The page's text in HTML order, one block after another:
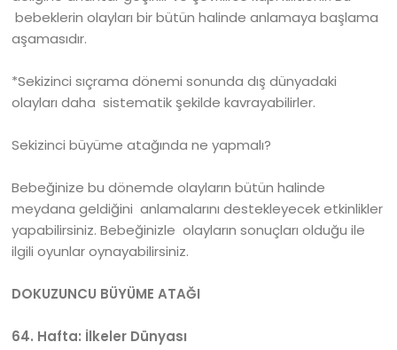
bebeklerin olayları bir bütün halinde anlamaya başlama
aşamasıdır.
*Sekizinci sıçrama dönemi sonunda dış dünyadaki
olayları daha sistematik şekilde kavrayabilirler.
Sekizinci büyüme atağında ne yapmalı?
Bebeğinize bu dönemde olayların bütün halinde
meydana geldiğini anlamalarını destekleyecek etkinlikler
yapabilirsiniz. Bebeğinizle olayların sonuçları olduğu ile
ilgili oyunlar oynayabilirsiniz.
DOKUZUNCU BÜYÜME ATAĞI
64. Hafta: İlkeler Dünyası